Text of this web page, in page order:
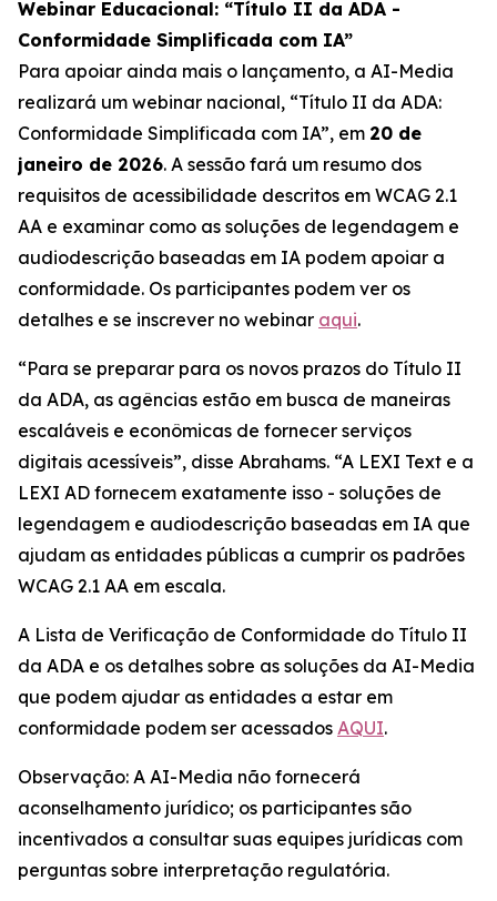
Webinar Educacional: “Título II da ADA -
Conformidade Simplificada com IA”
Para apoiar ainda mais o lançamento, a AI-Media
realizará um webinar nacional, “Título II da ADA:
Conformidade Simplificada com IA”, em 20 de
janeiro de 2026. A sessão fará um resumo dos
requisitos de acessibilidade descritos em WCAG 2.1
AA e examinar como as soluções de legendagem e
audiodescrição baseadas em IA podem apoiar a
conformidade. Os participantes podem ver os
detalhes e se inscrever no webinar aqui.
“Para se preparar para os novos prazos do Título II
da ADA, as agências estão em busca de maneiras
escaláveis e econômicas de fornecer serviços
digitais acessíveis”, disse Abrahams. “A LEXI Text e a
LEXI AD fornecem exatamente isso - soluções de
legendagem e audiodescrição baseadas em IA que
ajudam as entidades públicas a cumprir os padrões
WCAG 2.1 AA em escala.
A Lista de Verificação de Conformidade do Título II
da ADA e os detalhes sobre as soluções da AI-Media
que podem ajudar as entidades a estar em
conformidade podem ser acessados AQUI.
Observação: A AI-Media não fornecerá
aconselhamento jurídico; os participantes são
incentivados a consultar suas equipes jurídicas com
perguntas sobre interpretação regulatória.